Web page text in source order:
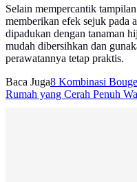
Selain mempercantik
memberikan efek sejuk pada
dipadukan dengan tanaman
mudah dibersihkan dan
perawatannya tetap praktis.
Baca Juga8 Kombinasi
Rumah yang Cerah Penuh